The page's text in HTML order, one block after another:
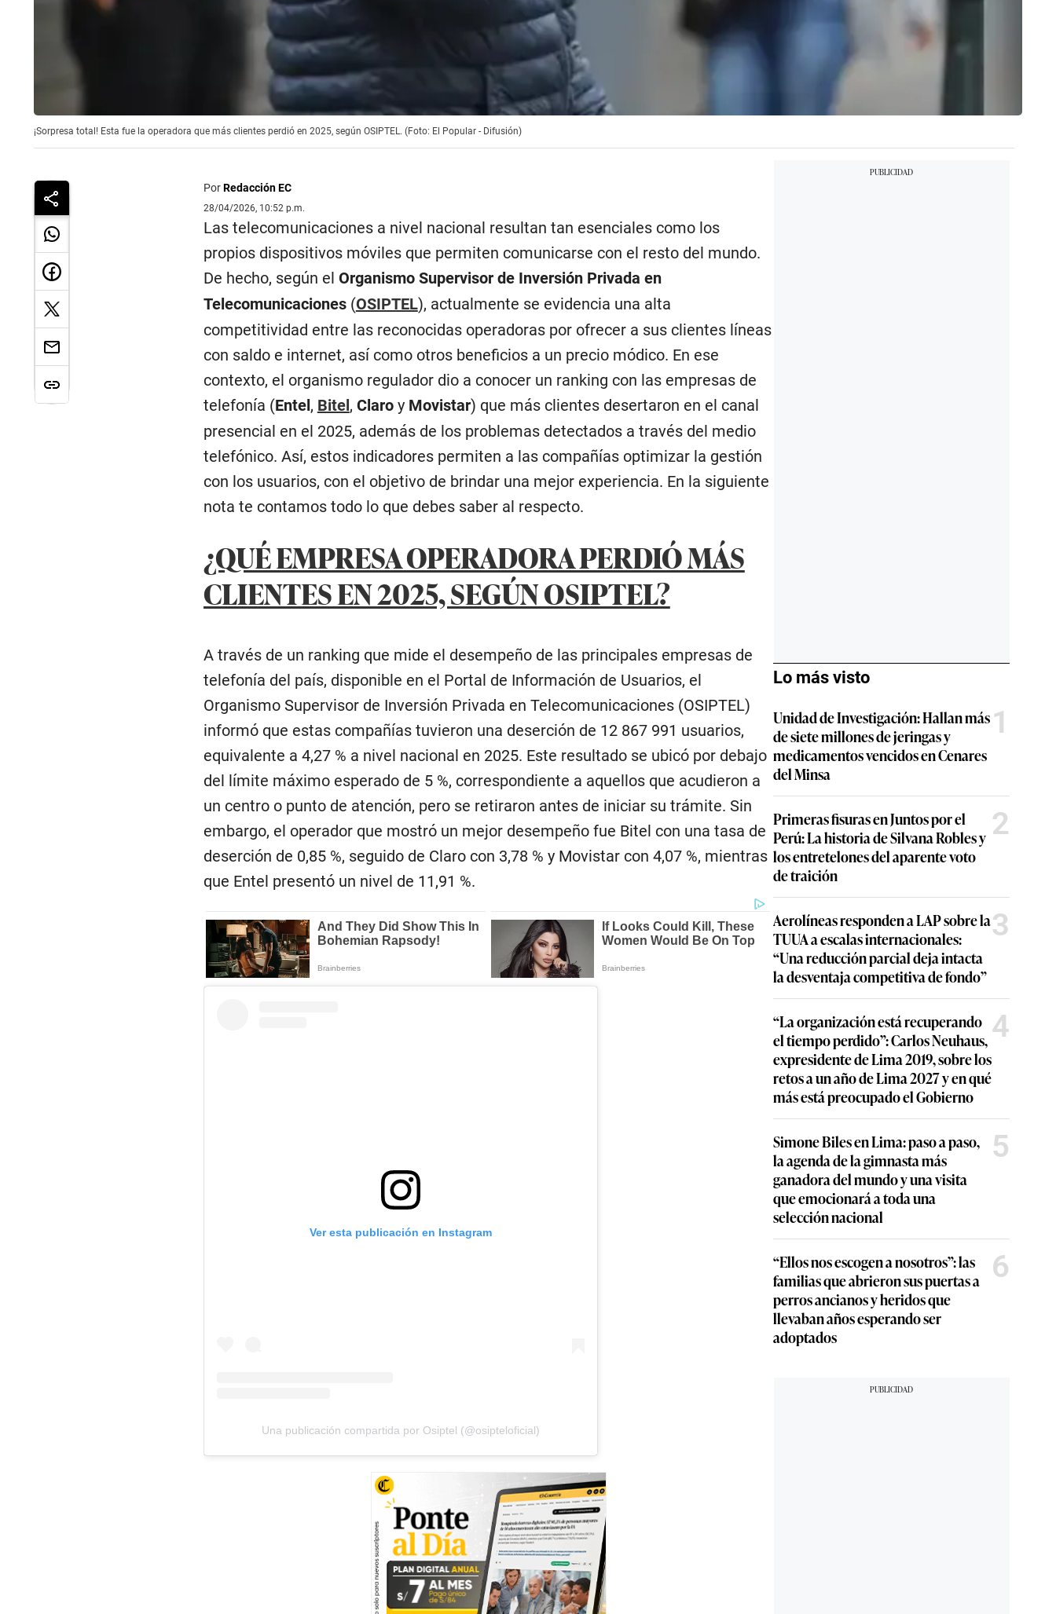
¡Sorpresa total! Esta fue la operadora que más clientes perdió en 2025, según OSIPTEL. (Foto: El Popular - Difusión)
PorRedacción EC
28/04/2026, 10:52 p.m.
Las telecomunicaciones a nivel nacional resultan tan esenciales como los
propios dispositivos móviles que permiten comunicarse con el resto del mundo.
De hecho, según el Organismo Supervisor de Inversión Privada en
Telecomunicaciones(OSIPTEL), actualmente se evidencia una alta
competitividad entre las reconocidas operadoras por ofrecer a sus clientes líneas
con saldo e internet, así como otros beneficios a un precio módico. En ese
contexto, el organismo regulador dio a conocer un ranking con las empresas de
telefonía (Entel, Bitel, Claroy Movistar) que más clientes desertaron en el canal
presencial en el 2025, además de los problemas detectados a través del medio
telefónico. Así, estos indicadores permiten a las compañías optimizar la gestión
con los usuarios, con el objetivo de brindar una mejor experiencia. En la siguiente
nota te contamos todo lo que debes saber al respecto.
¿QUÉ EMPRESA OPERADORA PERDIÓ MÁS
CLIENTES EN 2025, SEGÚN OSIPTEL?
A través de un ranking que mide el desempeño de las principales empresas de
telefonía del país, disponible en el Portal de Información de Usuarios, el
Organismo Supervisor de Inversión Privada en Telecomunicaciones (OSIPTEL)
informó que estas compañías tuvieron una deserción de 12 867 991 usuarios,
equivalente a 4,27 % a nivel nacional en 2025. Este resultado se ubicó por debajo
del límite máximo esperado de 5 %, correspondiente a aquellos que acudieron a
un centro o punto de atención, pero se retiraron antes de iniciar su trámite. Sin
embargo, el operador que mostró un mejor desempeño fue Bitel con una tasa de
deserción de 0,85 %, seguido de Claro con 3,78 % y Movistar con 4,07 %, mientras
que Entel presentó un nivel de 11,91 %.
Ver esta publicación en Instagram
Una publicación compartida por Osiptel (@osipteloficial)
Lo más visto
Unidad de Investigación: Hallan más
de siete millones de jeringas y
medicamentos vencidos en Cenares
del Minsa
1
Primeras fisuras en Juntos por el
Perú: La historia de Silvana Robles y
los entretelones del aparente voto
de traición
2
Aerolíneas responden a LAP sobre la
TUUA a escalas internacionales:
“Una reducción parcial deja intacta
la desventaja competitiva de fondo”
3
“La organización está recuperando
el tiempo perdido”: Carlos Neuhaus,
expresidente de Lima 2019, sobre los
retos a un año de Lima 2027 y en qué
más está preocupado el Gobierno
4
Simone Biles en Lima: paso a paso,
la agenda de la gimnasta más
ganadora del mundo y una visita
que emocionará a toda una
selección nacional
5
“Ellos nos escogen a nosotros”: las
familias que abrieron sus puertas a
perros ancianos y heridos que
llevaban años esperando ser
adoptados
6